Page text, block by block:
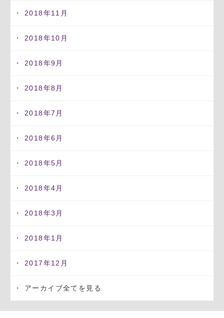
2018年11月
2018年10月
2018年9月
2018年8月
2018年7月
2018年6月
2018年5月
2018年4月
2018年3月
2018年1月
2017年12月
アーカイブ全てを見る